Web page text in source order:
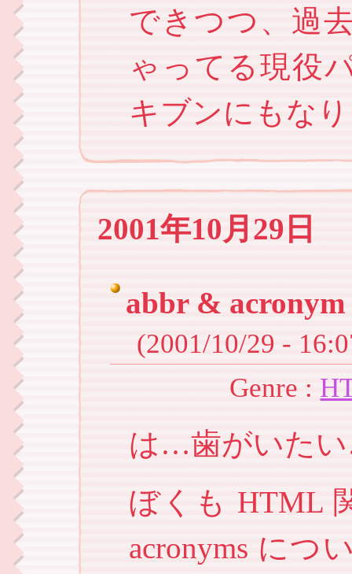
できつつ、過
ゃってる現役
キブンにもな
2001年10月29日
abbr &
(2001/10/29 -
Genre :
は…歯がいた
ぼくも HTML
acronyms につ